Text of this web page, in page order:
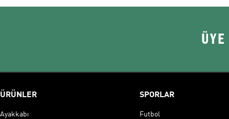
ÜRÜNLER
Ayakkabı
SPORLAR
Futbol